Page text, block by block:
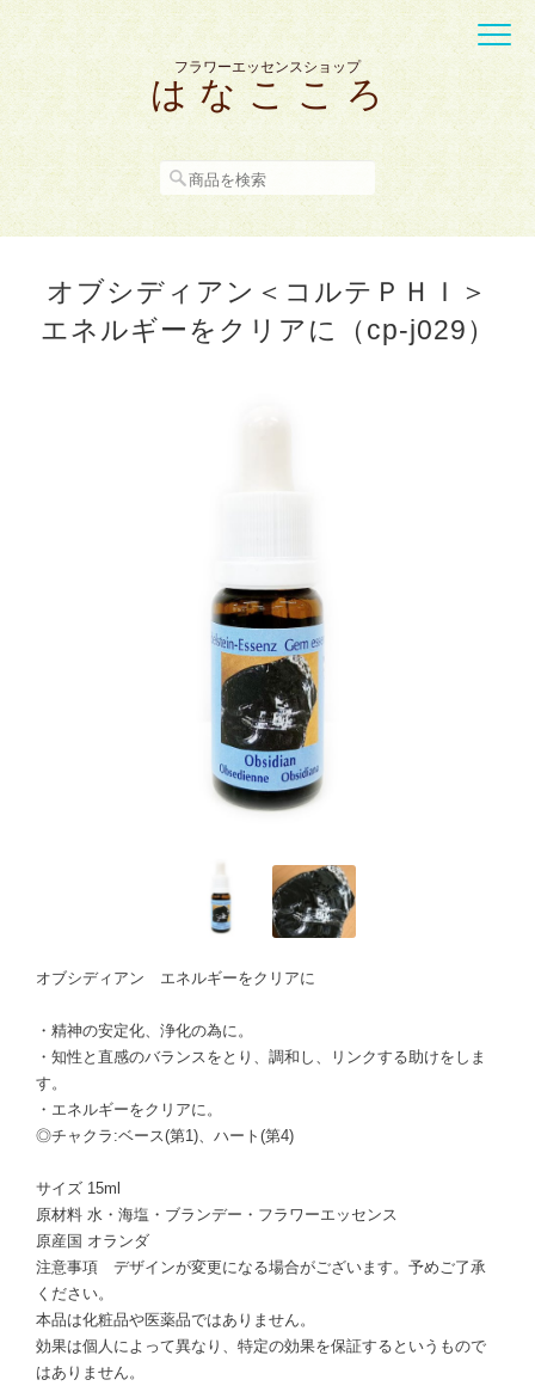
フラワーエッセンスショップ
は な こ こ ろ
オブシディアン＜コルテＰＨＩ＞
エネルギーをクリアに（cp-j029）
オブシディアン エネルギーをクリアに
・精神の安定化、浄化の為に。
・知性と直感のバランスをとり、調和し、リンクする助けをしま
す。
・エネルギーをクリアに。
◎チャクラ:ベース(第1)、ハート(第4)
サイズ 15ml
原材料 水・海塩・ブランデー・フラワーエッセンス
原産国 オランダ
注意事項 デザインが変更になる場合がございます。予めご了承
ください。
本品は化粧品や医薬品ではありません。
効果は個人によって異なり、特定の効果を保証するというもので
はありません。